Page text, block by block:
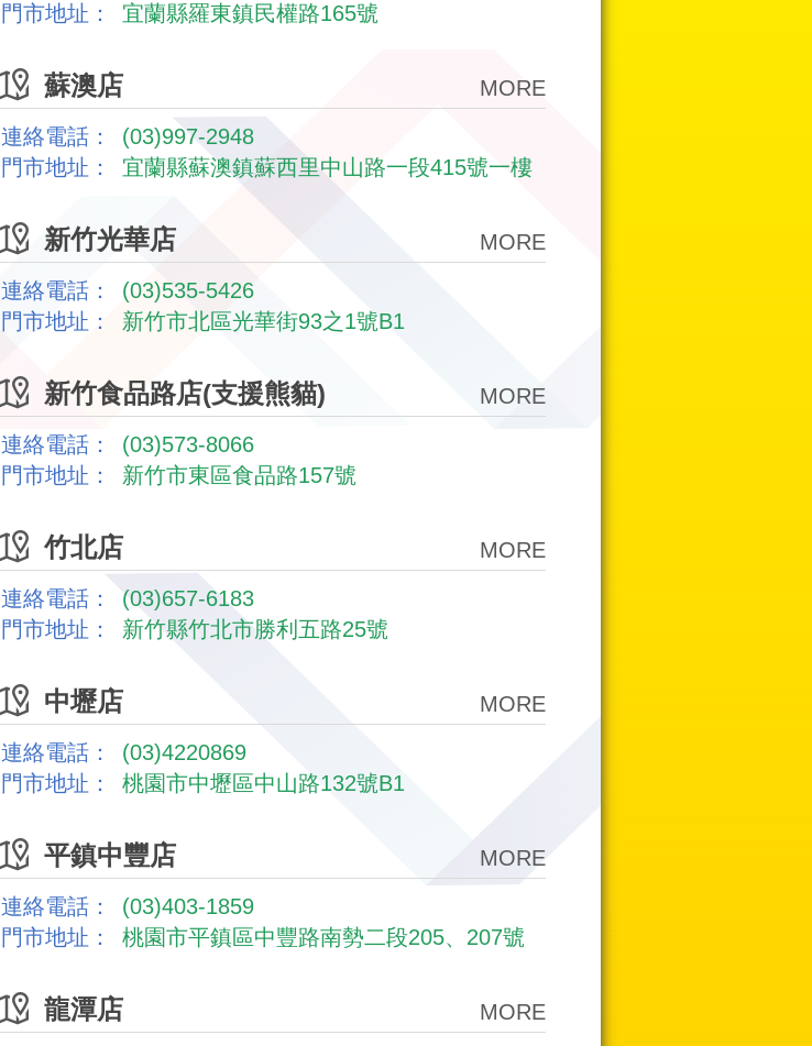
門市地址：
宜蘭縣羅東鎮民權路165號
蘇澳店
MORE
連絡電話：
(03)997-2948
門市地址：
宜蘭縣蘇澳鎮蘇西里中山路一段415號一樓
新竹光華店
MORE
連絡電話：
(03)535-5426
門市地址：
新竹市北區光華街93之1號B1
新竹食品路店(支援熊貓)
MORE
連絡電話：
(03)573-8066
門市地址：
新竹市東區食品路157號
竹北店
MORE
連絡電話：
(03)657-6183
門市地址：
新竹縣竹北市勝利五路25號
中壢店
MORE
連絡電話：
(03)4220869
門市地址：
桃園市中壢區中山路132號B1
平鎮中豐店
MORE
連絡電話：
(03)403-1859
門市地址：
桃園市平鎮區中豐路南勢二段205、207號
龍潭店 MORE